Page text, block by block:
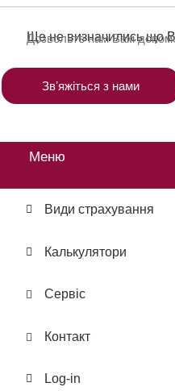
Ще не визначились що
Дозвольте нам Вам
Звʼяжіться з нами
Меню
Види страхування
Калькулятори
Сервіс
Контакт
Log-in